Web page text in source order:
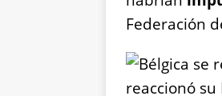
Federación